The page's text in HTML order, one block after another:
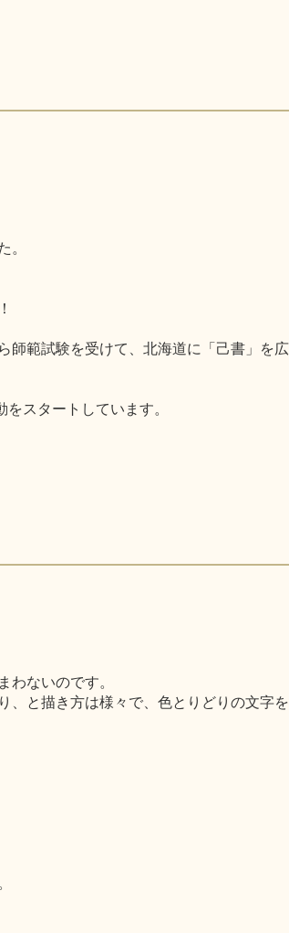
。
師範試験を受けて、北海道に「己書」を
スタートしています。
ないのです。
、と描き方は様々で、色とりどりの文字